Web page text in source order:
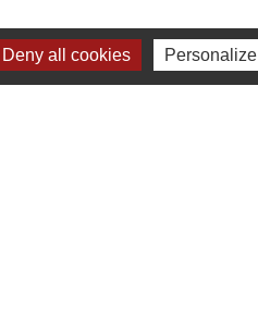
Deny all cookies Personalize